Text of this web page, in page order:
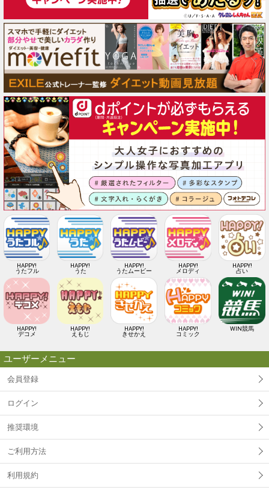
HAPPY!
うたフル
HAPPY!
うた
HAPPY!
うたムービー
HAPPY!
メロディ
HAPPY!
占い
HAPPY!
デコメ
HAPPY!
えもじ
HAPPY!
きせかえ
HAPPY!
コミック
WIN競馬
ユーザーメニュー
会員登録
ログイン
推奨環境
ご利用方法
利用規約